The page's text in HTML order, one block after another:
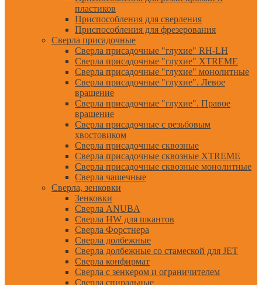
пластиков
Приспособления для сверления
Приспособления для фрезерования
Сверла присадочные
Сверла присадочные "глухие" RH-LH
Сверла присадочные "глухие" XTREME
Сверла присадочные "глухие" монолитные
Сверла присадочные "глухие". Левое
вращение
Сверла присадочные "глухие". Правое
вращение
Сверла присадочные с резьбовым
хвостовиком
Сверла присадочные сквозные
Сверла присадочные сквозные XTREME
Сверла присадочные сквозные монолитные
Сверла чашечные
Сверла, зенковки
Зенковки
Сверла ANUBA
Сверла HW для шкантов
Сверла Форстнера
Сверла долбежные
Сверла долбежные со стамеской для JET
Сверла конфирмат
Сверла с зенкером и ограничителем
Сверла спиральные